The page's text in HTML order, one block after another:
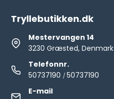
Tryllebutikken.dk
Mestervangen 14
3230 Græsted, Denmark
Telefonnr.
50737190 /50737190
E-mail